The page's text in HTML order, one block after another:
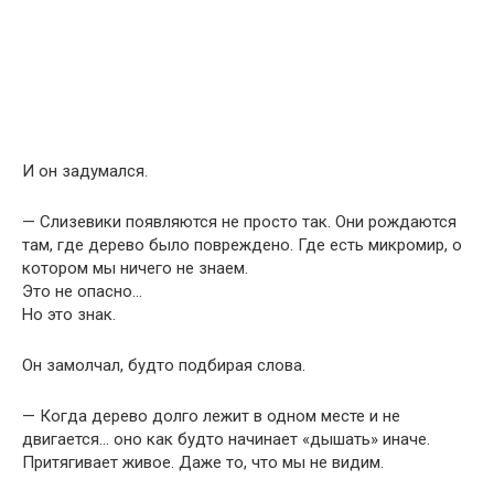
И он задумался.
— Слизевики появляются не просто так. Они рождаются
там, где дерево было повреждено. Где есть микромир, о
котором мы ничего не знаем.
Это не опасно…
Но это знак.
Он замолчал, будто подбирая слова.
— Когда дерево долго лежит в одном месте и не
двигается… оно как будто начинает «дышать» иначе.
Притягивает живое. Даже то, что мы не видим.